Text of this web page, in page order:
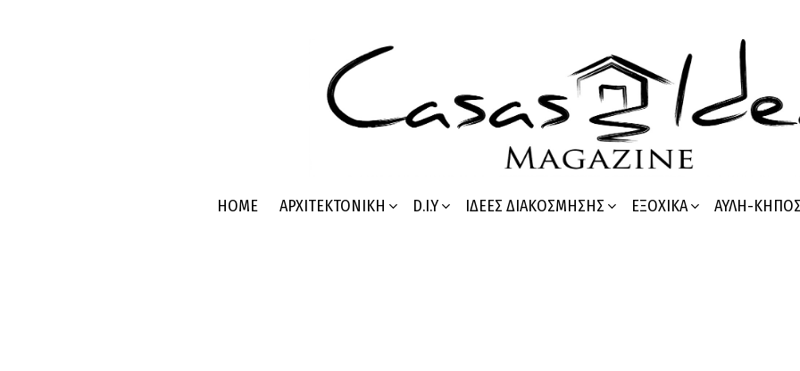
HOME ΑΡΧΙΤΕΚΤΟΝΙΚΉ D.I.Y ΙΔΈΕΣ ΔΙΑΚΌΣΜΗΣΗΣ ΕΞΟΧΙΚΆ ΑΥΛΉ-